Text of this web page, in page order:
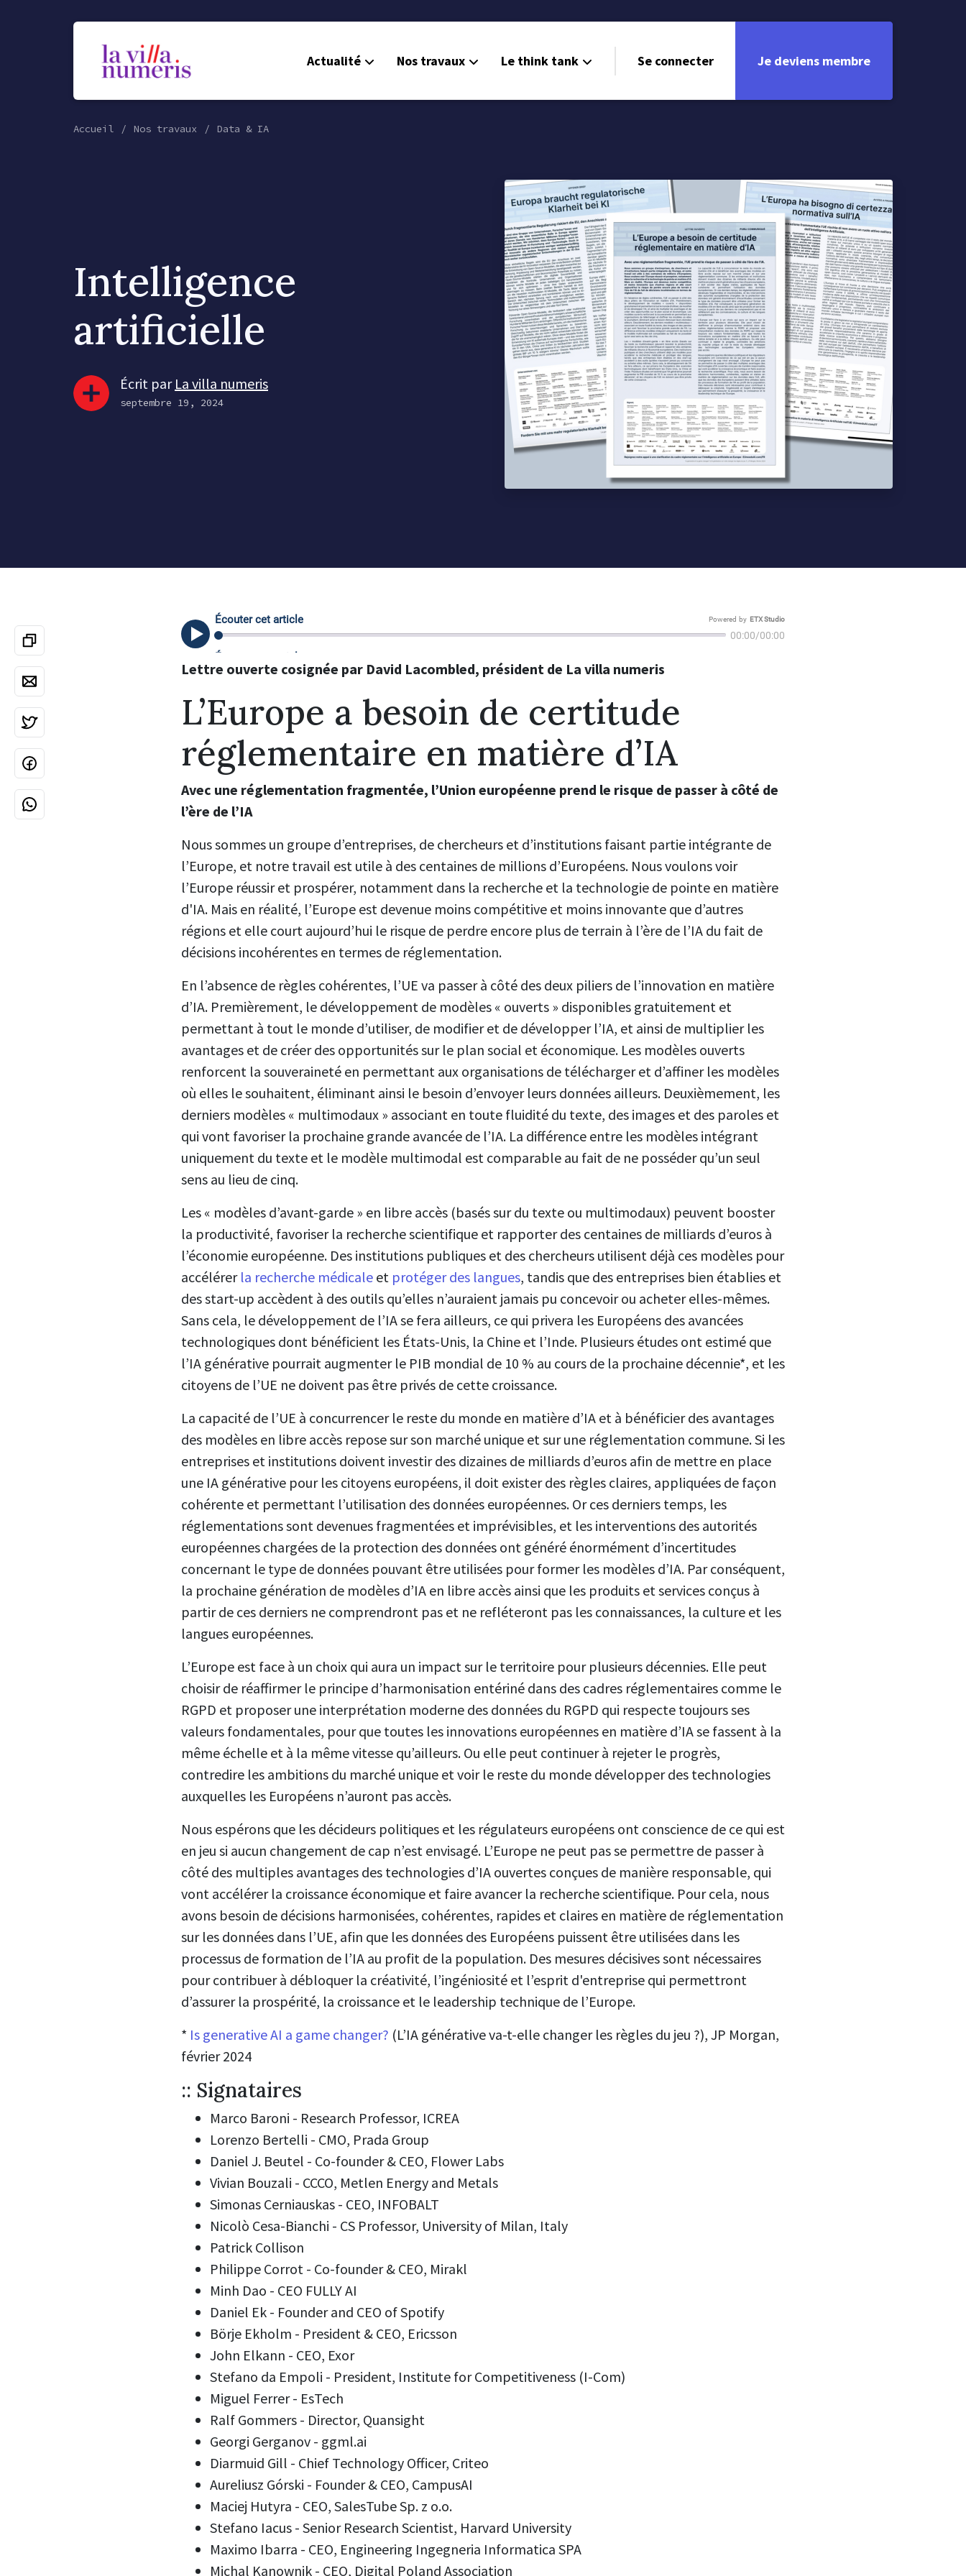
Actualité Nos travaux Le think tank Se connecter Je deviens membre
Accueil Nos travaux Data & IA
Intelligence
artificielle
Écrit par La villa numeris
septembre 19, 2024
Lettre ouverte cosignée par David Lacombled, président de La villa numeris
L’Europe a besoin de certitude
réglementaire en matière d’IA
Avec une réglementation fragmentée, l’Union européenne prend le risque de passer à côté de
l’ère de l’IA
Nous sommes un groupe d’entreprises, de chercheurs et d’institutions faisant partie intégrante de
l’Europe, et notre travail est utile à des centaines de millions d’Européens. Nous voulons voir
l’Europe réussir et prospérer, notamment dans la recherche et la technologie de pointe en matière
d'IA. Mais en réalité, l’Europe est devenue moins compétitive et moins innovante que d’autres
régions et elle court aujourd’hui le risque de perdre encore plus de terrain à l’ère de l’IA du fait de
décisions incohérentes en termes de réglementation.
En l’absence de règles cohérentes, l’UE va passer à côté des deux piliers de l’innovation en matière
d’IA. Premièrement, le développement de modèles « ouverts » disponibles gratuitement et
permettant à tout le monde d’utiliser, de modifier et de développer l’IA, et ainsi de multiplier les
avantages et de créer des opportunités sur le plan social et économique. Les modèles ouverts
renforcent la souveraineté en permettant aux organisations de télécharger et d’affiner les modèles
où elles le souhaitent, éliminant ainsi le besoin d’envoyer leurs données ailleurs. Deuxièmement, les
derniers modèles « multimodaux » associant en toute fluidité du texte, des images et des paroles et
qui vont favoriser la prochaine grande avancée de l’IA. La différence entre les modèles intégrant
uniquement du texte et le modèle multimodal est comparable au fait de ne posséder qu’un seul
sens au lieu de cinq.
Les « modèles d’avant-garde » en libre accès (basés sur du texte ou multimodaux) peuvent booster
la productivité, favoriser la recherche scientifique et rapporter des centaines de milliards d’euros à
l’économie européenne. Des institutions publiques et des chercheurs utilisent déjà ces modèles pour
accélérer la recherche médicale et protéger des langues, tandis que des entreprises bien établies et
des start-up accèdent à des outils qu’elles n’auraient jamais pu concevoir ou acheter elles-mêmes.
Sans cela, le développement de l’IA se fera ailleurs, ce qui privera les Européens des avancées
technologiques dont bénéficient les États-Unis, la Chine et l’Inde. Plusieurs études ont estimé que
l’IA générative pourrait augmenter le PIB mondial de 10 % au cours de la prochaine décennie*, et les
citoyens de l’UE ne doivent pas être privés de cette croissance.
La capacité de l’UE à concurrencer le reste du monde en matière d’IA et à bénéficier des avantages
des modèles en libre accès repose sur son marché unique et sur une réglementation commune. Si les
entreprises et institutions doivent investir des dizaines de milliards d’euros afin de mettre en place
une IA générative pour les citoyens européens, il doit exister des règles claires, appliquées de façon
cohérente et permettant l’utilisation des données européennes. Or ces derniers temps, les
réglementations sont devenues fragmentées et imprévisibles, et les interventions des autorités
européennes chargées de la protection des données ont généré énormément d’incertitudes
concernant le type de données pouvant être utilisées pour former les modèles d’IA. Par conséquent,
la prochaine génération de modèles d’IA en libre accès ainsi que les produits et services conçus à
partir de ces derniers ne comprendront pas et ne refléteront pas les connaissances, la culture et les
langues européennes.
L’Europe est face à un choix qui aura un impact sur le territoire pour plusieurs décennies. Elle peut
choisir de réaffirmer le principe d’harmonisation entériné dans des cadres réglementaires comme le
RGPD et proposer une interprétation moderne des données du RGPD qui respecte toujours ses
valeurs fondamentales, pour que toutes les innovations européennes en matière d’IA se fassent à la
même échelle et à la même vitesse qu’ailleurs. Ou elle peut continuer à rejeter le progrès,
contredire les ambitions du marché unique et voir le reste du monde développer des technologies
auxquelles les Européens n’auront pas accès.
Nous espérons que les décideurs politiques et les régulateurs européens ont conscience de ce qui est
en jeu si aucun changement de cap n’est envisagé. L’Europe ne peut pas se permettre de passer à
côté des multiples avantages des technologies d’IA ouvertes conçues de manière responsable, qui
vont accélérer la croissance économique et faire avancer la recherche scientifique. Pour cela, nous
avons besoin de décisions harmonisées, cohérentes, rapides et claires en matière de réglementation
sur les données dans l’UE, afin que les données des Européens puissent être utilisées dans les
processus de formation de l’IA au profit de la population. Des mesures décisives sont nécessaires
pour contribuer à débloquer la créativité, l’ingéniosité et l’esprit d'entreprise qui permettront
d’assurer la prospérité, la croissance et le leadership technique de l’Europe.
* Is generative AI a game changer? (L’IA générative va-t-elle changer les règles du jeu ?), JP Morgan,
février 2024
:: Signataires
Marco Baroni - Research Professor, ICREA
Lorenzo Bertelli - CMO, Prada Group
Daniel J. Beutel - Co-founder & CEO, Flower Labs
Vivian Bouzali - CCCO, Metlen Energy and Metals
Simonas Cerniauskas - CEO, INFOBALT
Nicolò Cesa-Bianchi - CS Professor, University of Milan, Italy
Patrick Collison
Philippe Corrot - Co-founder & CEO, Mirakl
Minh Dao - CEO FULLY AI
Daniel Ek - Founder and CEO of Spotify
Börje Ekholm - President & CEO, Ericsson
John Elkann - CEO, Exor
Stefano da Empoli - President, Institute for Competitiveness (I-Com)
Miguel Ferrer - EsTech
Ralf Gommers - Director, Quansight
Georgi Gerganov - ggml.ai
Diarmuid Gill - Chief Technology Officer, Criteo
Aureliusz Górski - Founder & CEO, CampusAI
Maciej Hutyra - CEO, SalesTube Sp. z o.o.
Stefano Iacus - Senior Research Scientist, Harvard University
Maximo Ibarra - CEO, Engineering Ingegneria Informatica SPA
Michal Kanownik - CEO, Digital Poland Association